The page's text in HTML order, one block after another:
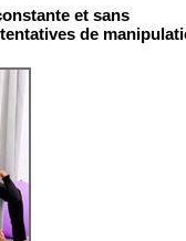
et sans
de